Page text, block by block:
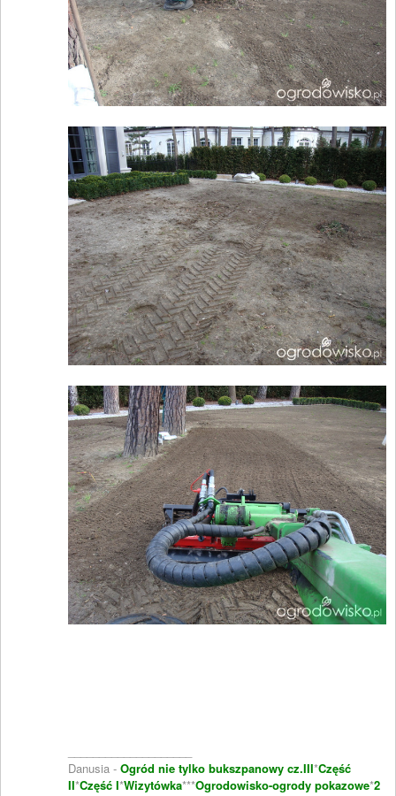
Danusia - Ogród nie tylko bukszpanowy cz.III*Część
II*Część I*Wizytówka***Ogrodowisko-ogrody pokazowe*2